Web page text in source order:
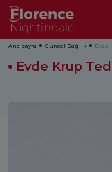
Ana sayfa Güncel Sağlık Evde
Evde Krup